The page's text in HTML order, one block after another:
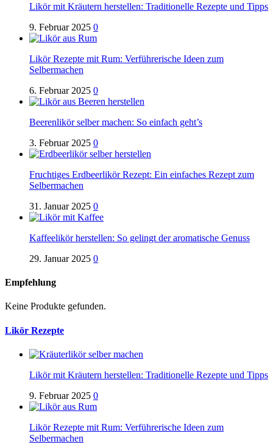
Likör mit Kräutern herstellen: Traditionelle Rezepte und Tipps
9. Februar 2025 0
Likör Rezepte mit Rum: Verführerische Ideen zum
Selbermachen
6. Februar 2025 0
Beerenlikör selber machen: So einfach geht’s
3. Februar 2025 0
Fruchtiges Erdbeerlikör Rezept: Ein einfaches Rezept zum
Selbermachen
31. Januar 2025 0
Kaffeelikör herstellen: So gelingt der aromatische Genuss
29. Januar 2025 0
Empfehlung
Keine Produkte gefunden.
Likör Rezepte
Likör mit Kräutern herstellen: Traditionelle Rezepte und Tipps
9. Februar 2025 0
Likör Rezepte mit Rum: Verführerische Ideen zum
Selbermachen